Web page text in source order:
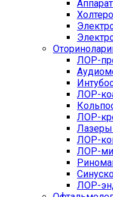
ЛОР-
ЛОР-
ЛОР-
ЛОР-
ЛОР-
ЛОР-